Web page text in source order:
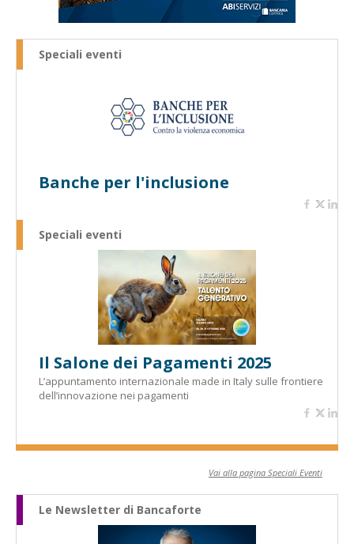
Speciali eventi
Banche per l'inclusione
Speciali eventi
Il Salone dei Pagamenti 2025
L’appuntamento internazionale made in Italy sulle frontiere
dell’innovazione nei pagamenti
Vai alla pagina Speciali Eventi
Le Newsletter di Bancaforte